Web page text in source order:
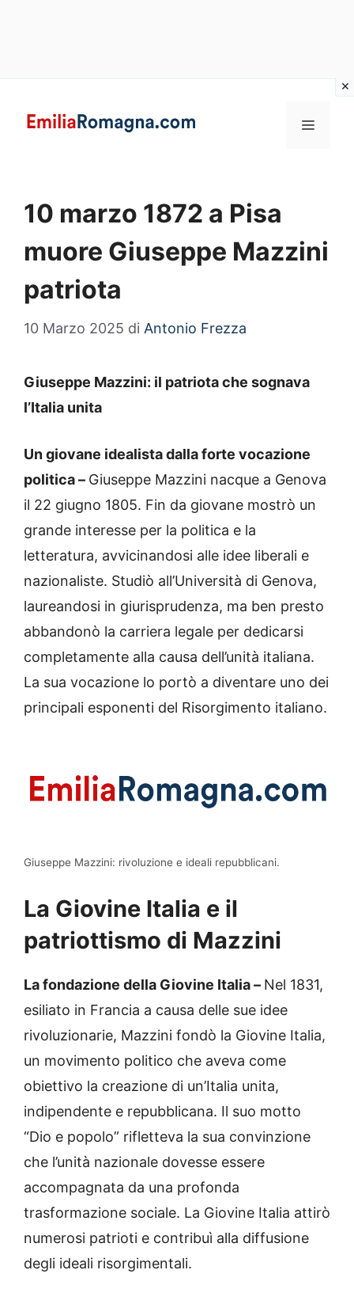
MENU
10 marzo 1872 a Pisa
muore Giuseppe Mazzini
patriota
10 Marzo 2025 di Antonio Frezza
Giuseppe Mazzini: il patriota che sognava
l’Italia unita
Un giovane idealista dalla forte vocazione
politica – Giuseppe Mazzini nacque a Genova
il 22 giugno 1805. Fin da giovane mostrò un
grande interesse per la politica e la
letteratura, avvicinandosi alle idee liberali e
nazionaliste. Studiò all’Università di Genova,
laureandosi in giurisprudenza, ma ben presto
abbandonò la carriera legale per dedicarsi
completamente alla causa dell’unità italiana.
La sua vocazione lo portò a diventare uno dei
principali esponenti del Risorgimento italiano.
Giuseppe Mazzini: rivoluzione e ideali repubblicani.
La Giovine Italia e il
patriottismo di Mazzini
La fondazione della Giovine Italia – Nel 1831,
esiliato in Francia a causa delle sue idee
rivoluzionarie, Mazzini fondò la Giovine Italia,
un movimento politico che aveva come
obiettivo la creazione di un’Italia unita,
indipendente e repubblicana. Il suo motto
“Dio e popolo” rifletteva la sua convinzione
che l’unità nazionale dovesse essere
accompagnata da una profonda
trasformazione sociale. La Giovine Italia attirò
numerosi patrioti e contribuì alla diffusione
degli ideali risorgimentali.